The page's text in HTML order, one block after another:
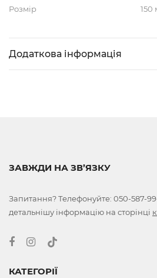
Розмір
150
Додаткова інформація
ЗАВЖДИ НА ЗВ’ЯЗКУ
Запитання? Телефонуйте: 050-587-
детальнішу інформацію на сторінці
КАТЕГОРІЇ